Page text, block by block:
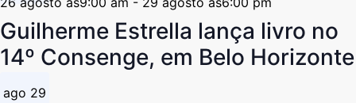
Guilherme Estrella lança livro no
14º Consenge, em Belo Horizonte
ago 29